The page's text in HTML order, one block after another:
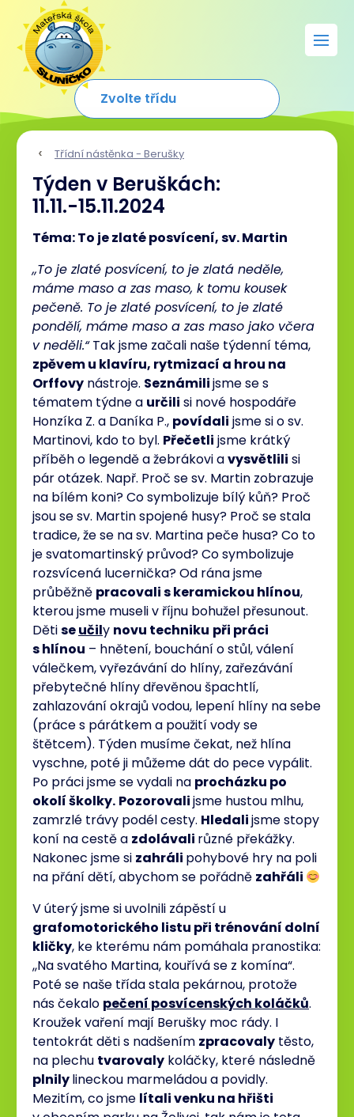
Třídní nástěnka - Berušky
Týden v Beruškách:
11.11.-15.11.2024
Téma: To je zlaté posvícení, sv. Martin
,,To je zlaté posvícení, to je zlatá neděle,
máme maso a zas maso, k tomu kousek
pečeně. To je zlaté posvícení, to je zlaté
pondělí, máme maso a zas maso jako včera
v neděli.“Tak jsme začali naše týdenní téma,
zpěvem u klavíru, rytmizací a hrou na
Orffovy nástroje. Seznámilijsme se s
tématem týdne a určili si nové hospodáře
Honzíka Z. a Daníka P., povídali jsme si o sv.
Martinovi, kdo to byl. Přečetli jsme krátký
příběh o legendě a žebrákovi avysvětlili si
pár otázek. Např. Proč se sv. Martin zobrazuje
na bílém koni? Co symbolizuje bílý kůň? Proč
jsou se sv. Martin spojené husy? Proč se stala
tradice, že se na sv. Martina peče husa? Co to
je svatomartinský průvod? Co symbolizuje
rozsvícená lucernička? Od rána jsme
průběžně pracovali s keramickou hlínou,
kterou jsme museli v říjnu bohužel přesunout.
Dětiseučily novu techniku při práci
s hlínou – hnětení, bouchání o stůl, válení
válečkem, vyřezávání do hlíny, zařezávání
přebytečné hlíny dřevěnou špachtlí,
zahlazování okrajů vodou, lepení hlíny na sebe
(práce s párátkem a použití vody se
štětcem). Týden musíme čekat, než hlína
vyschne, poté ji můžeme dát do pece vypálit.
Po práci jsme se vydali na procházku po
okolí školky. Pozorovalijsme hustou mlhu,
zamrzlé trávy podél cesty. Hledalijsme stopy
koní na cestě a zdolávali různé překážky.
Nakonec jsme si zahráli pohybové hry na poli
na přání dětí, abychom se pořádně zahřáli
V úterý jsme si uvolnili zápěstí u
grafomotorického listu při trénování dolní
kličky, ke kterému nám pomáhala pranostika:
,,Na svatého Martina, kouřívá se z komína“.
Poté se naše třída stala pekárnou, protože
nás čekalo pečení posvícenských koláčků.
Kroužek vaření mají Berušky moc rády. I
tentokrát děti s nadšením zpracovaly těsto,
na plechu tvarovaly koláčky, které následně
plnilylineckou marmeládou a povidly.
Mezitím, co jsme lítali venku na hřišti